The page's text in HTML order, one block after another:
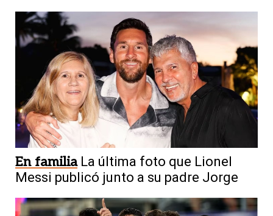
En familia La última foto que Lionel
Messi publicó junto a su padre Jorge